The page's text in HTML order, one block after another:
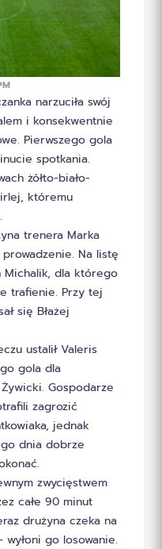
narzuciła swój
i konsekwentnie
Pierwszego gola
spotkania.
żółto-biało-
któremu
trenera Marka
prowadzenie. Na listę
Michalik, dla którego
trafienie. Przy tej
się Błażej
ustalił Valeris
gola dla
Gospodarze
zagrozić
jednak
dnia dobrze
zwycięstwem
całe 90 minut
drużyna czeka na
go losowanie.